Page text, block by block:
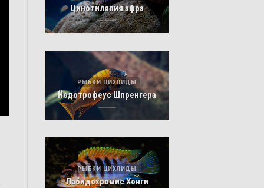
Цинотиляпия афра
РЫБКИ ЦИХЛИДЫ
Йодотрофеус Шпренгера
РЫБКИ ЦИХЛИДЫ
Лабидохромис Хонги